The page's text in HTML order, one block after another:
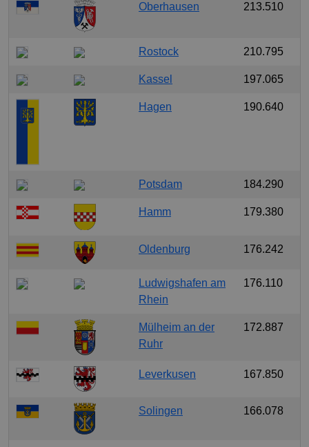
Oberhausen 213.510
Rostock 210.795
Kassel 197.065
Hagen 190.640
Potsdam 184.290
Hamm 179.380
Oldenburg 176.242
Ludwigshafen am
Rhein
176.110
Mülheim an der
Ruhr
172.887
Leverkusen 167.850
Solingen 166.078